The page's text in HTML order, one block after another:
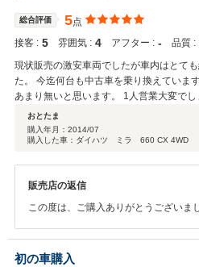
総合評価 5点
接客 : 5 雰囲気 : 4 アフター : ‐ 品質 :
現状販売の激安車両でしたが車内はとて
た。 今迄何台も中古車を乗り換えていま
あまり無いと思います。 1人営業大変で
の際は又よろしくお願いします。
おとたま
購入年月： 2014/07
購入した車：ダイハツ ミラ 660 CX 4WD
販売店の返信
この度は、ご購入ありがとうございま
れていきます。また、お車のことであ
ので御気軽にご相談ください。
初の車購入